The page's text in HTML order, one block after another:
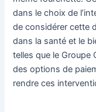
dans le choix de
de considérer cette
dans la santé et le
telles que le Groupe
des options de
rendre ces